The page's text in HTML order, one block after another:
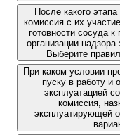
После какого
комиссия с их
готовности сосуда к
организации
Выберите
При каком условии
пуску в работу и
эксплуатацией
комиссия,
эксплуатирующей